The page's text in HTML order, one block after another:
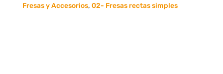
cantidad
Fresas y Accesorios, 02- Fresas rectas simples